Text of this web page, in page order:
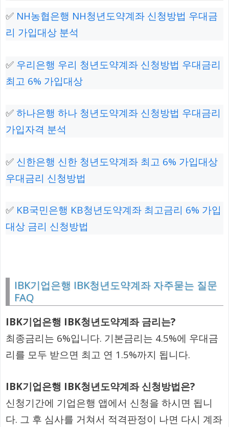
✅ NH농협은행 NH청년도약계좌 신청방법 우대금
리 가입대상 분석
✅ 우리은행 우리 청년도약계좌 신청방법 우대금리
최고 6% 가입대상
✅하나은행 하나 청년도약계좌 신청방법 우대금리
가입자격 분석
✅ 신한은행 신한 청년도약계좌 최고 6% 가입대상
우대금리 신청방법
✅ KB국민은행 KB청년도약계좌 최고금리 6% 가입
대상 금리 신청방법
IBK기업은행 IBK청년도약계좌 자주묻는 질문
FAQ
IBK기업은행 IBK청년도약계좌 금리는?
최종금리는 6%입니다. 기본금리는 4.5%에 우대금
리를 모두 받으면 최고 연 1.5%까지 됩니다.
IBK기업은행 IBK청년도약계좌 신청방법은?
신청기간에 기업은행 앱에서 신청을 하시면 됩니
다. 그 후 심사를 거쳐서 적격판정이 나면 다시 계좌